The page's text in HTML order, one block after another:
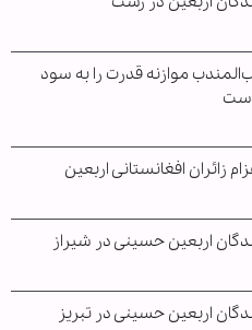
موازنه قدرت را به سود
زائران افغانستانی اربعین
اربعین حسینی در شیراز
اربعین حسینی در تبریز